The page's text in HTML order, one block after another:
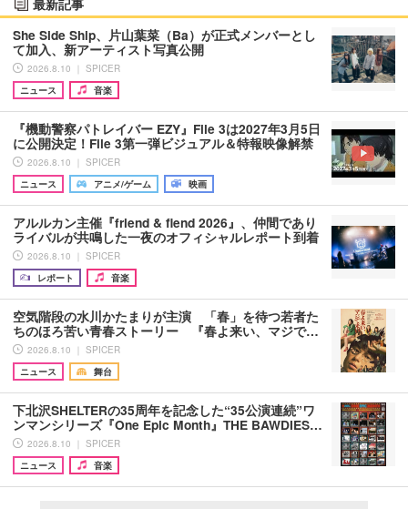
She Side Ship、片山葉菜（Ba）が正式メンバーとし
て加入、新アーティスト写真公開
2026.8.10 ｜ SPICER
ニュース
音楽
『機動警察パトレイバー EZY』File 3は2027年3月5日
に公開決定！File 3第一弾ビジュアル＆特報映像解禁
2026.8.10 ｜ SPICER
ニュース
アニメ/ゲーム 映画
アルルカン主催『friend & fiend 2026』、仲間であり
ライバルが共鳴した一夜のオフィシャルレポート到着
2026.8.10 ｜ SPICER
レポート
音楽
空気階段の水川かたまりが主演 「春」を待つ若者た
ちのほろ苦い青春ストーリー 『春よ来い、マジで…
2026.8.10 ｜ SPICER
ニュース
舞台
下北沢SHELTERの35周年を記念した“35公演連続”ワ
ンマンシリーズ『One Epic Month』THE BAWDIES…
2026.8.10 ｜ SPICER
ニュース
音楽